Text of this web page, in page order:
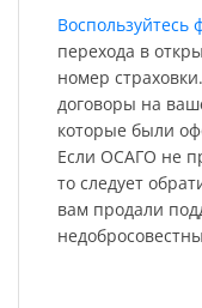
Воспользуйтесь
перехода в
номер
договоры на
которые были
Если ОСАГО не
то следует
вам продали